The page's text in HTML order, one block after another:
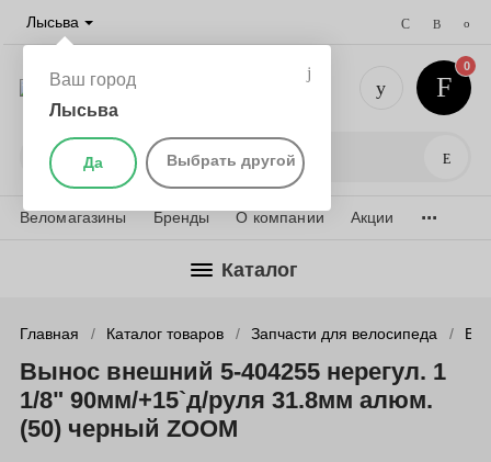
Лысьва
Ваш город
Лысьва
Да Выбрать другой Поиск
+7 (901)
0
Веломагазины Бренды О компании Акции ...
Каталог
Главная Каталог товаров Запчасти для велосипеда
Вынос внешний 5-404255 нерегул. 1
1/8" 90мм/+15`д/руля 31.8мм алюм.
(50) черный ZOOM